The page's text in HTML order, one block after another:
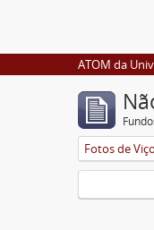
ATOM da
Fotos de